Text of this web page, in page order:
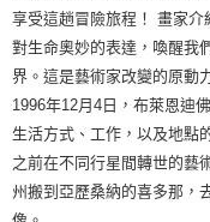
享受這趟冒險旅程！ 畫家
對生命奧妙的表達，喚醒我
界。這是藝術家改變的原動
1996年12月4日，布萊恩迪
生活方式、工作，以及地點
之前在不同行星間轉世的藝
州搬到亞歷桑納的喜多那，